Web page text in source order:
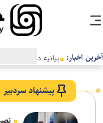
آخرین اخبار: بیانیه دانشگاه
پیشنهاد سردبیر